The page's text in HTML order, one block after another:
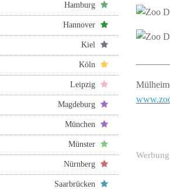
Hamburg
Hannover
Kiel
Köln
Leipzig
Magdeburg
München
Münster
Nürnberg
Saarbrücken